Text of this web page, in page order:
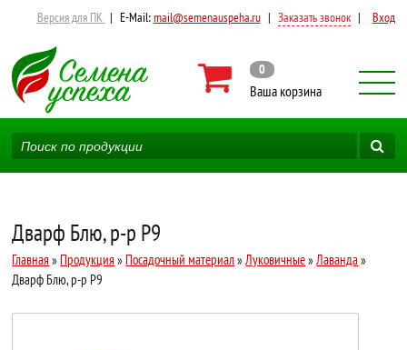
Версия для ПК | E-Mail:mail@semenauspeha.ru | Заказать звонок | Вход
0
Ваша корзина
Дварф Блю, р-р P9
Главная » Продукция » Посадочный материал» Луковичные» Лаванда»
Дварф Блю, р-р P9